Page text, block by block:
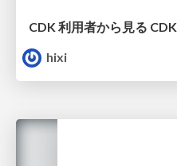
CDK 利用者から見る CDK
hixi